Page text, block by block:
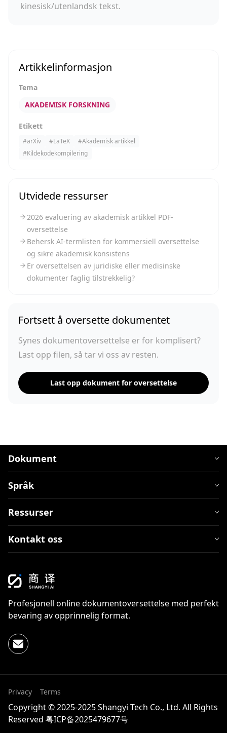
kinesisk/utenlandsk tekst.
Artikkelinformasjon
Tema
AKADEMISK FORSKNING
Etikett
#arXiv #LaTeX #Akademisk artikkel
#Kildekodekompilering
Utvidede ressurser
2026 evaluering av akademisk artikkel PDF-
oversettelse
Behersk AI-termlisten for kommersiell oversettelse
og sikre akademisk konsistens
Er oversettelsen av juridiske eller medisinske
dokumenter faglig tilstrekkelig?
Fortsett å oversette dokumentet
Synes dokumentoversettelse er for komplisert?
Last opp filen, så tar vi oss av resten.
Last opp dokument for oversettelse
Dokument
Språk
Ressurser
Kontakt oss
Profesjonell online dokumentoversettelse med perfekt
bevaring av opprinnelig format.
Privacy Terms
Copyright © 2025-2025 Shangyi Tech Co., Ltd. All Rights
Reserved 粤ICP备2025479677号